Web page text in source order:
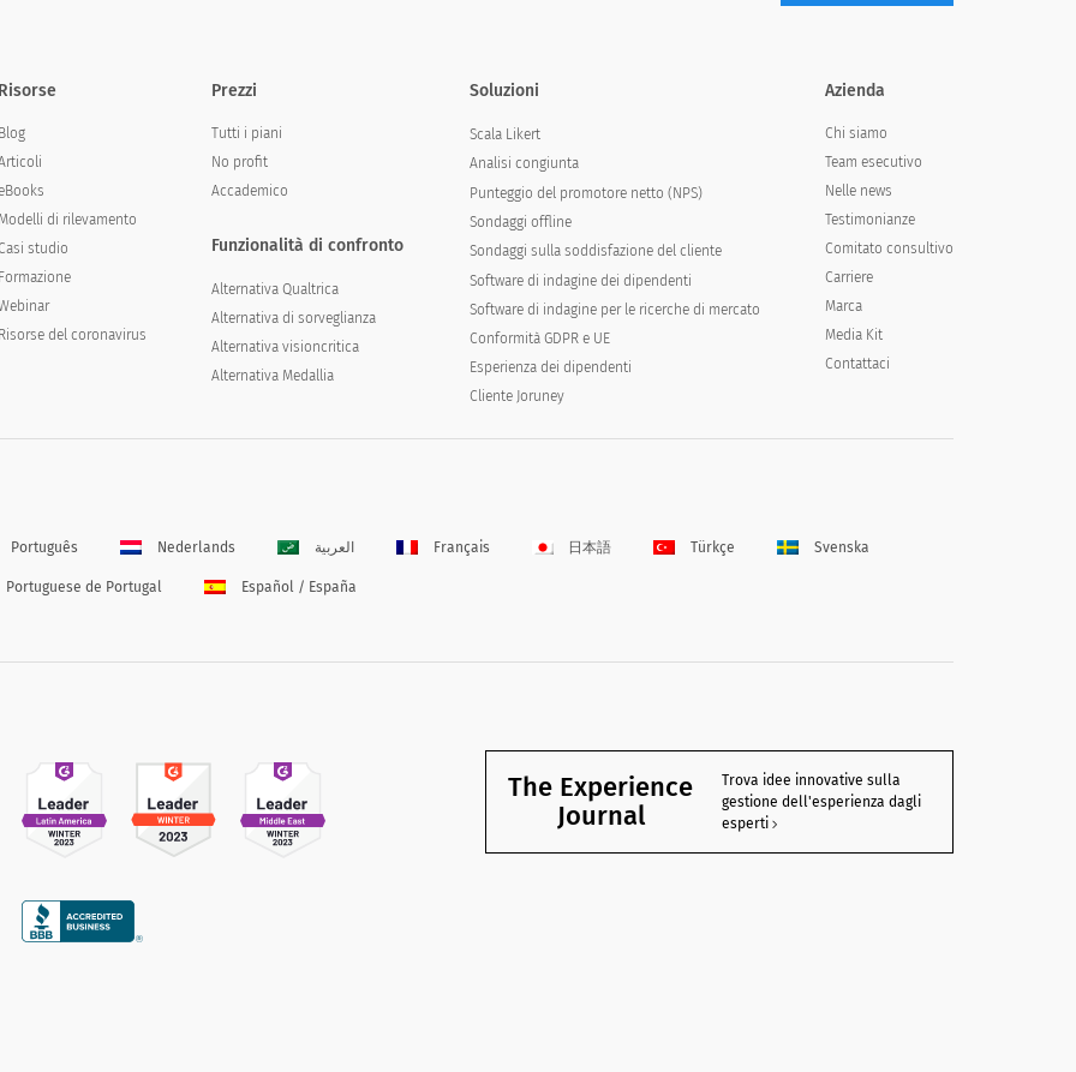
Risorse
Blog
Modelli di rilevamento
studio
Formazione
Risorse del coronavirus
Prezzi
Tutti i piani
No profit
Accademico
Funzionalità di confronto
Alternativa Qualtrica
Alternativa di sorveglianza
Alternativa visioncritica
Alternativa Medallia
Soluzioni
Scala Likert
Analisi congiunta
Punteggio del promotore netto (NPS)
Sondaggi offline
Sondaggi sulla soddisfazione del cliente
Software di indagine dei dipendenti
Software di indagine per le ricerche di mercato
Conformità GDPR e UE
Esperienza dei dipendenti
Cliente Joruney
Azienda
Chi siamo
Team esecutivo
Nelle news
Testimonianze
Comitato consultivo
Carriere
Marca
Media Kit
Contattaci
Português Nederlands العربية Français 日本語 Türkçe Svenska
Portuguese de Portugal Español / España
The Experience
Journal
Trova idee innovative sulla
gestione dell'esperienza dagli
esperti